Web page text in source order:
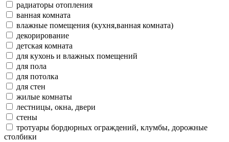
радиаторы отопления
ванная комната
влажные помещения (кухня,ванная комната)
декорирование
детская комната
для кухонь и влажных помещений
для пола
для потолка
для стен
жилые комнаты
лестницы, окна, двери
стены
тротуары бордюрных ограждений, клумбы, дорожные
столбики